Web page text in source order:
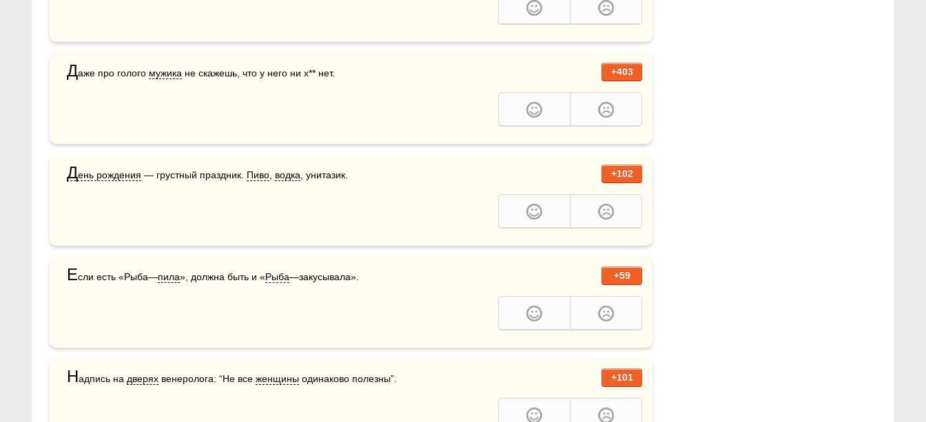
+403
Даже про голого мужика не скажешь, что у него ни х** нет.
+102
День рождения — грустный праздник. Пиво водка , унитазик.
+59
Если есть «Рыба—пила», должна быть и «Рыба—закусывала».
+101
Надпись на дверях венеролога: “Не все женщины одинаково полезны”.